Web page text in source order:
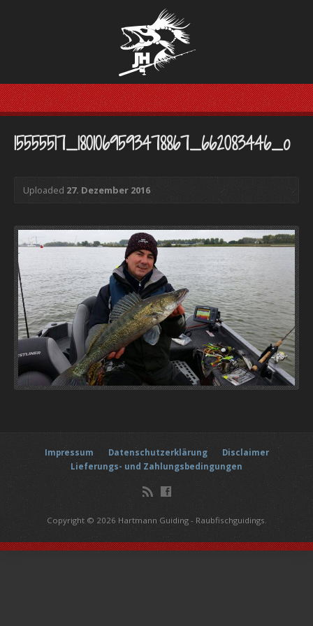
15555517_1801069593478867_662083446_o
Uploaded 27. Dezember 2016
Impressum Datenschutzerklärung
Disclaimer
Lieferungs- und Zahlungsbedingungen
Copyright © 2026 Hartmann Guiding - Raubfischguidings.